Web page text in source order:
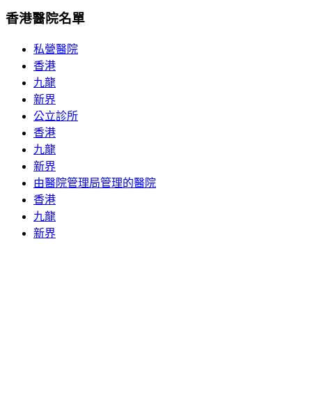
香港醫院名單
私營醫院
香港
九龍
新界
公立診所
香港
九龍
新界
由醫院管理局管理的醫院
香港
九龍
新界